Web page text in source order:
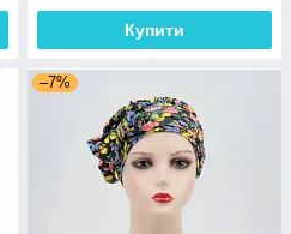
Купити
–7%